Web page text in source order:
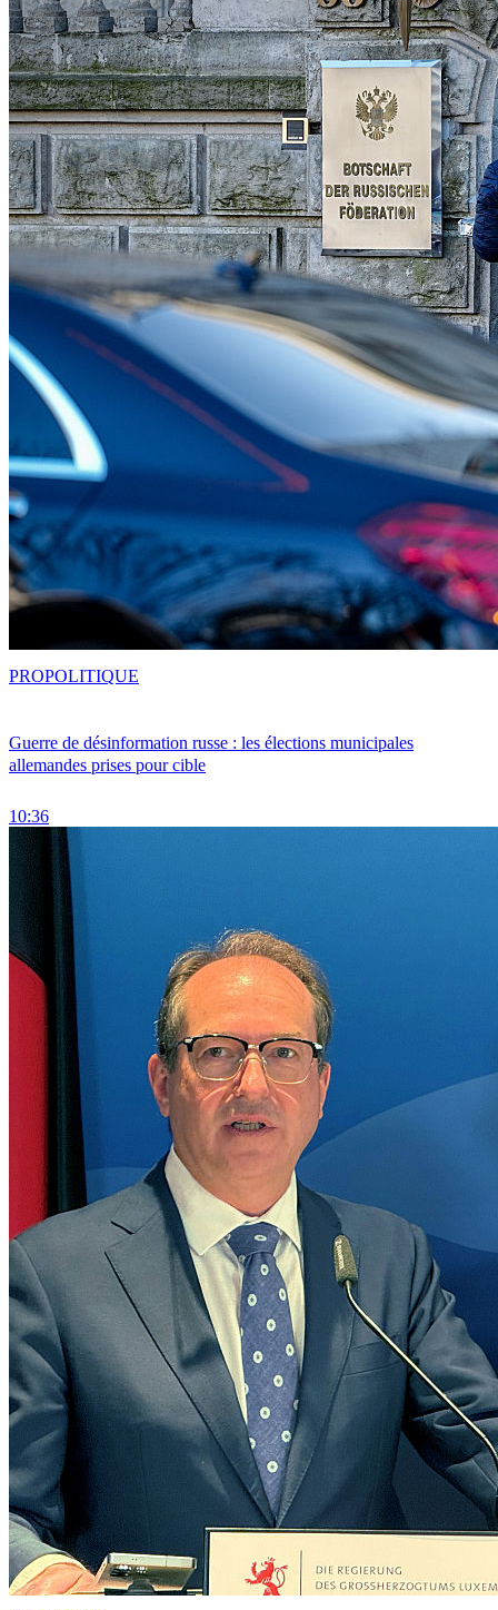
Guerre de désinformation russe : les élections municipales
allemandes prises pour cible
10:36
PROPOLITIQUE